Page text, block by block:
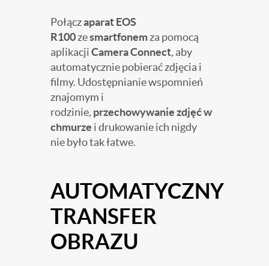
Połączaparat EOS
R100zesmartfonemza pomocą
aplikacjiCamera Connect, aby
automatycznie pobierać zdjęcia i
filmy. Udostępnianie wspomnień
znajomym i
rodzinie, przechowywanie zdjęć w
chmurze i drukowanie ich nigdy
nie było tak łatwe.
AUTOMATYCZNY
TRANSFER
OBRAZU